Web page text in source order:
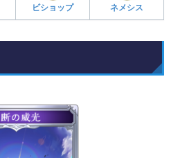
ビショップ ネメシス